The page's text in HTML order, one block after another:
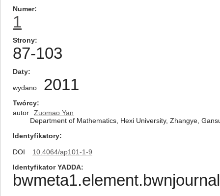
Numer
1
Strony
87-103
Daty
wydano 2011
Twórcy
autor
Zuomao Yan
Department of Mathematics, Hexi University, Zhangye,
Identyfikatory
DOI
10.4064/ap101-1-9
Identyfikator YADDA